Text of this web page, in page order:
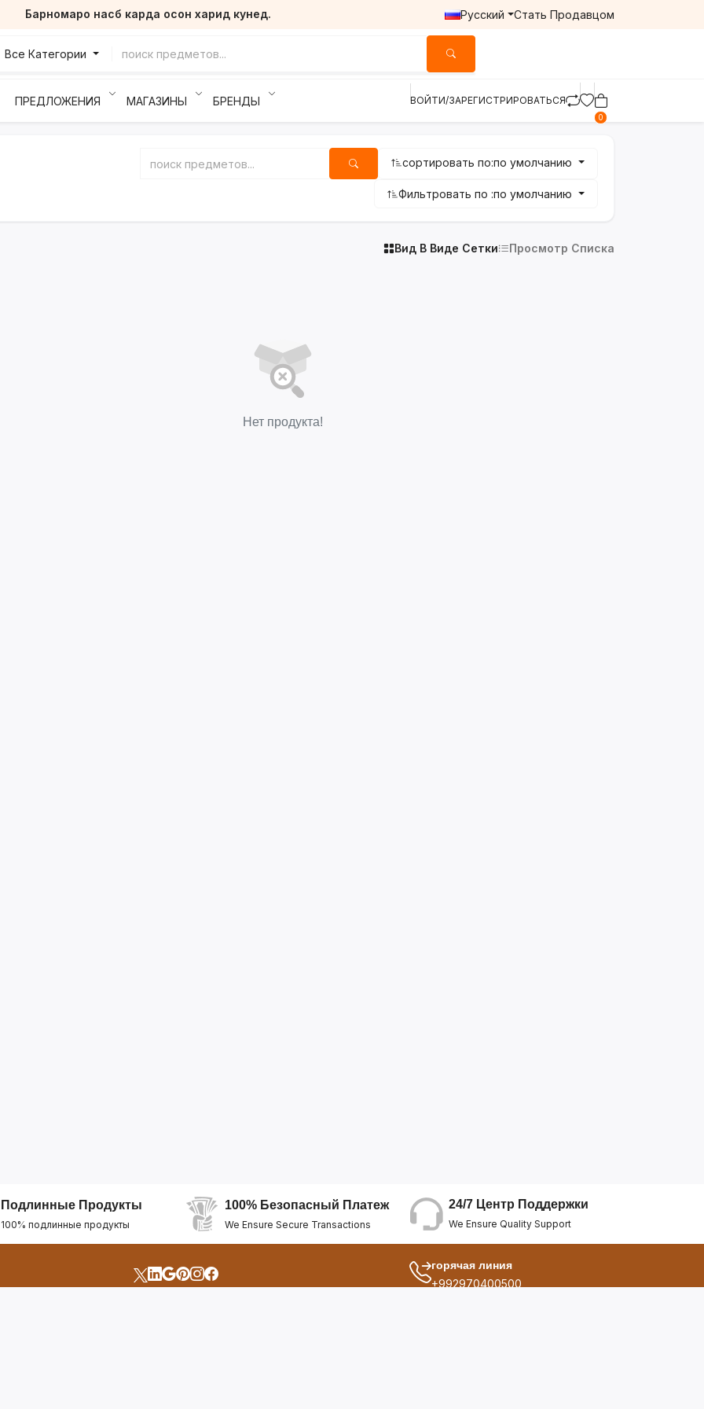
Барномаро насб карда осон харид кунед. Русский Стать Продавцом
Все Категории
ПРЕДЛОЖЕНИЯ МАГАЗИНЫ БРЕНДЫ ВОЙТИ/ЗАРЕГИСТРИРОВАТЬСЯ
0
сортировать по:по умолчанию
Фильтровать по :по умолчанию
Вид В Виде Сетки Просмотр Списка
Нет продукта!
Подлинные Продукты
100% подлинные продукты
100% Безопасный Платеж
We Ensure Secure Transactions
24/7 Центр Поддержки
We Ensure Quality Support
горячая линия
+992970400500